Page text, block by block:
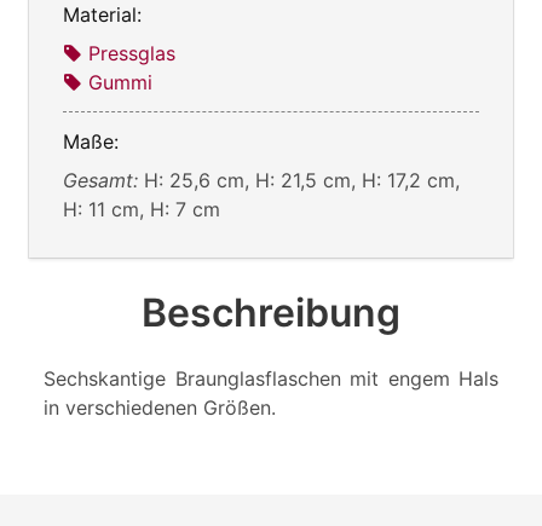
Material:
Pressglas
Gummi
Maße:
Gesamt: H: 25,6 cm, H: 21,5 cm, H: 17,2 cm,
H: 11 cm, H: 7 cm
Beschreibung
Sechskantige Braunglasflaschen mit engem Hals
in verschiedenen Größen.